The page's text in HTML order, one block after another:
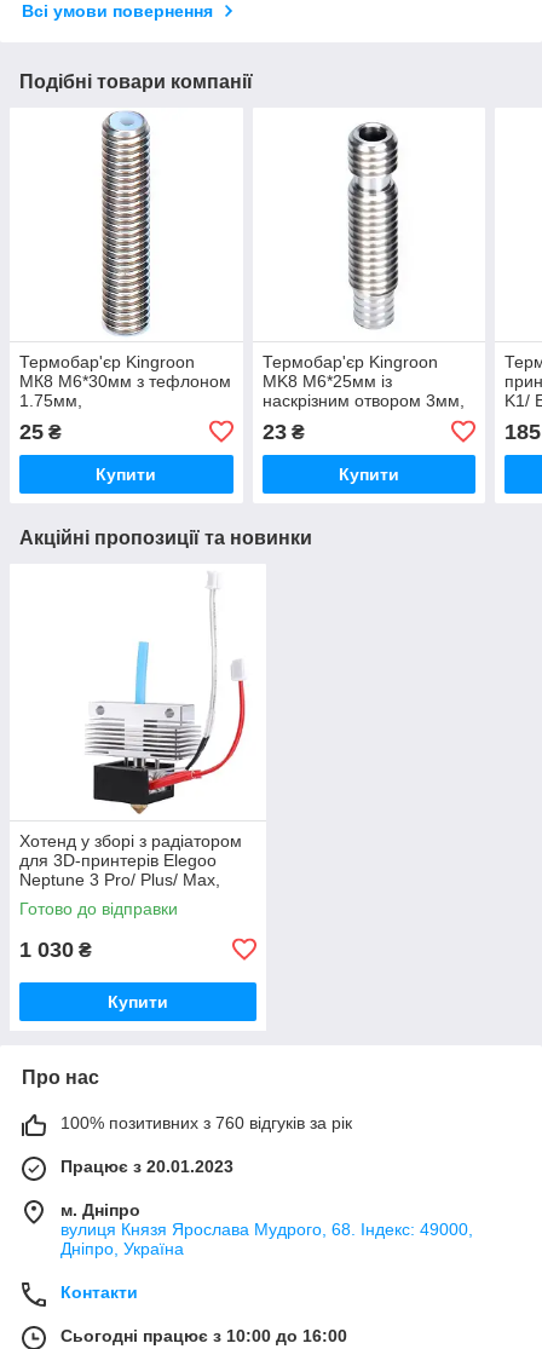
Всі умови повернення
Подібні товари компанії
Термобар'єр Kingroon
МК8 М6*30мм з тефлоном
1.75мм,
25 ₴
Купити
Термобар'єр Kingroon
MK8 M6*25мм із
наскрізним отвором 3мм,
23₴
Купити
K1/
185
Акційні пропозиції та новинки
Хотенд у зборі з радіатором
для 3D-принтерів Elegoo
Neptune 3 Pro/ Plus/ Max,
сопло 0.4мм, латунь,
(50.204.0001/ 20.205.0035)
Готово до відправки
1 030 ₴
Купити
Про нас
100% позитивних з 760 відгуків за рік
Працює з 20.01.2023
м. Дніпро
вулиця Князя Ярослава Мудрого, 68. Індекс: 49000,
Дніпро, Україна
Контакти
Сьогодні працює з 10:00 до 16:00